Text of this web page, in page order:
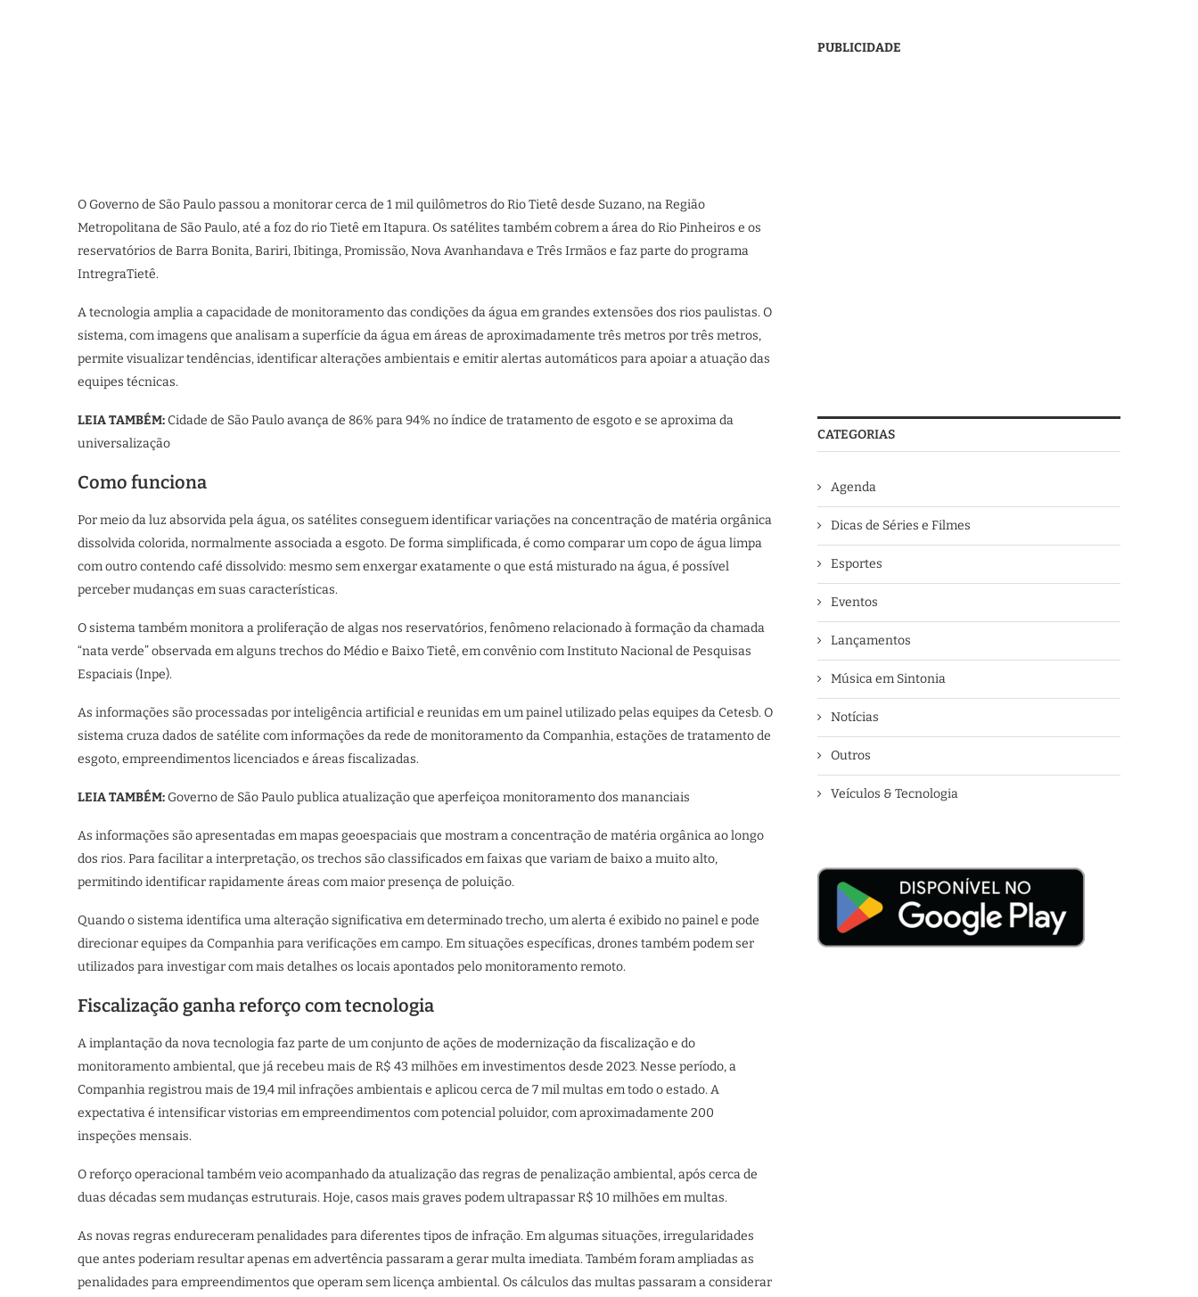
O Governo de São Paulo passou a monitorar cerca de 1 mil quilômetros do Rio Tietê desde Suzano, na Região
Metropolitana de São Paulo, até a foz do rio Tietê em Itapura. Os satélites também cobrem a área do Rio Pinheiros e os
reservatórios de Barra Bonita, Bariri, Ibitinga, Promissão, Nova Avanhandava e Três Irmãos e faz parte do programa
IntregraTietê.
A tecnologia amplia a capacidade de monitoramento das condições da água em grandes extensões dos rios paulistas. O
sistema, com imagens que analisam a superfície da água em áreas de aproximadamente três metros por três metros,
permite visualizar tendências, identificar alterações ambientais e emitir alertas automáticos para apoiar a atuação das
equipes técnicas.
LEIA TAMBÉM:Cidade de São Paulo avança de 86% para 94% no índice de tratamento de esgoto e se aproxima da
universalização
Como funciona
Por meio da luz absorvida pela água, os satélites conseguem identificar variações na concentração de matéria orgânica
dissolvida colorida, normalmente associada a esgoto. De forma simplificada, é como comparar um copo de água limpa
com outro contendo café dissolvido: mesmo sem enxergar exatamente o que está misturado na água, é possível
perceber mudanças em suas características.
O sistema também monitora a proliferação de algas nos reservatórios, fenômeno relacionado à formação da chamada
“nata verde” observada em alguns trechos do Médio e Baixo Tietê, em convênio com Instituto Nacional de Pesquisas
Espaciais (Inpe).
As informações são processadas por inteligência artificial e reunidas em um painel utilizado pelas equipes da Cetesb. O
sistema cruza dados de satélite com informações da rede de monitoramento da Companhia, estações de tratamento de
esgoto, empreendimentos licenciados e áreas fiscalizadas.
LEIA TAMBÉM:Governo de São Paulo publica atualização que aperfeiçoa monitoramento dos mananciais
As informações são apresentadas em mapas geoespaciais que mostram a concentração de matéria orgânica ao longo
dos rios. Para facilitar a interpretação, os trechos são classificados em faixas que variam de baixo a muito alto,
permitindo identificar rapidamente áreas com maior presença de poluição.
Quando o sistema identifica uma alteração significativa em determinado trecho, um alerta é exibido no painel e pode
direcionar equipes da Companhia para verificações em campo. Em situações específicas, drones também podem ser
utilizados para investigar com mais detalhes os locais apontados pelo monitoramento remoto.
Fiscalização ganha reforço com tecnologia
A implantação da nova tecnologia faz parte de um conjunto de ações de modernização da fiscalização e do
monitoramento ambiental, que já recebeu mais de R$ 43 milhões em investimentos desde 2023. Nesse período, a
Companhia registrou mais de 19,4 mil infrações ambientais e aplicou cerca de 7 mil multas em todo o estado. A
expectativa é intensificar vistorias em empreendimentos com potencial poluidor, com aproximadamente 200
inspeções mensais.
O reforço operacional também veio acompanhado da atualização das regras de penalização ambiental, após cerca de
duas décadas sem mudanças estruturais. Hoje, casos mais graves podem ultrapassar R$ 10 milhões em multas.
As novas regras endureceram penalidades para diferentes tipos de infração. Em algumas situações, irregularidades
que antes poderiam resultar apenas em advertência passaram a gerar multa imediata. Também foram ampliadas as
penalidades para empreendimentos que operam sem licença ambiental. Os cálculos das multas passaram a considerar
PUBLICIDADE
CATEGORIAS
Agenda
Dicas de Séries e Filmes
Esportes
Eventos
Lançamentos
Música em Sintonia
Notícias
Outros
Veículos & Tecnologia